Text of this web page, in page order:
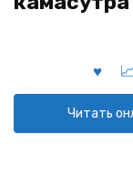
Читать